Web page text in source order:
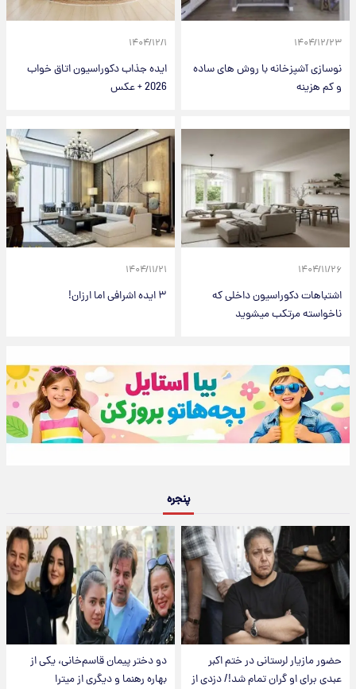
۱۴۰۴/۱۲/۲۳
نوسازی آشپزخانه با روش های ساده
و کم هزینه
۱۴۰۴/۱۲/۱
ایده جذاب دکوراسیون اتاق خواب
2026 + عکس
۱۴۰۴/۱۱/۲۶
اشتباهات دکوراسیون داخلی که
ناخواسته مرتکب میشوید
۱۴۰۴/۱۱/۲۱
۳ ایده اشرافی اما ارزان!
پنجره
حضور مازیار لرستانی در ختم اکبر
عبدی برای او گران تمام شد!/ دزدی از
دو دختر پیمان قاسم‌خانی، یکی از
بهاره رهنما و دیگری از میترا